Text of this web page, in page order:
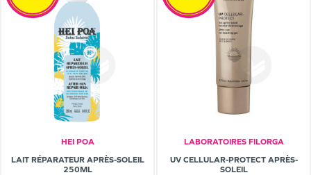
HEI POA
LAIT RÉPARATEUR APRÈS-SOLEIL
250ML
LABORATOIRES FILORGA
UV CELLULAR-PROTECT APRÈS-
SOLEIL